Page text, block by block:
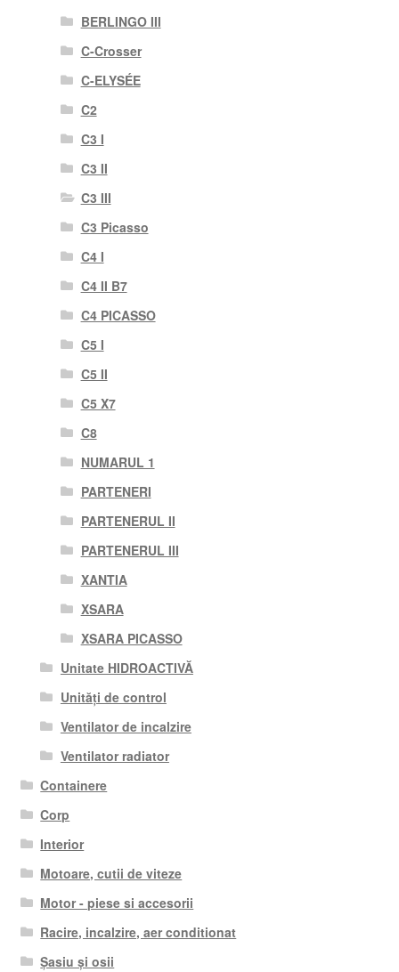
BERLINGO III
C-Crosser
C-ELYSÉE
C2
C3 I
C3 II
C3 III
C3 Picasso
C4 I
C4 II B7
C4 PICASSO
C5 I
C5 II
C5 X7
C8
NUMARUL 1
PARTENERI
PARTENERUL II
PARTENERUL III
XANTIA
XSARA
XSARA PICASSO
Unitate HIDROACTIVĂ
Unități de control
Ventilator de incalzire
Ventilator radiator
Containere
Corp
Interior
Motoare, cutii de viteze
Motor - piese si accesorii
Racire, incalzire, aer conditionat
Șasiu și osii